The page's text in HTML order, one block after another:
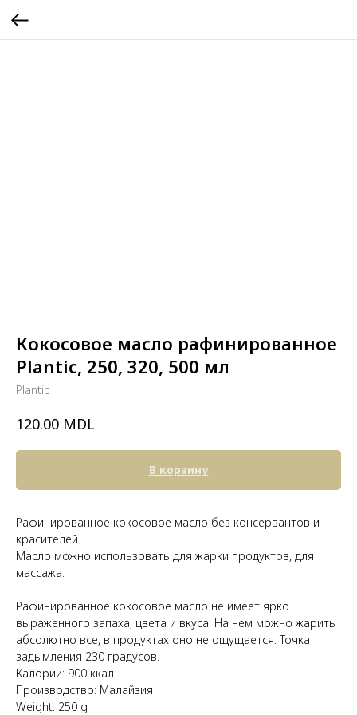
Кокосовое масло рафинированное
Plantic, 250, 320, 500 мл
Plantic
120.00 MDL
В корзину
Рафинированное кокосовое масло без консервантов и
красителей.
Масло можно использовать для жарки продуктов, для
массажа.
Рафинированное кокосовое масло не имеет ярко
выраженного запаха, цвета и вкуса. На нем можно жарить
абсолютно все, в продуктах оно не ощущается. Точка
задымления 230 градусов.
Калории: 900 ккал
Производство: Малайзия
Weight: 250 g